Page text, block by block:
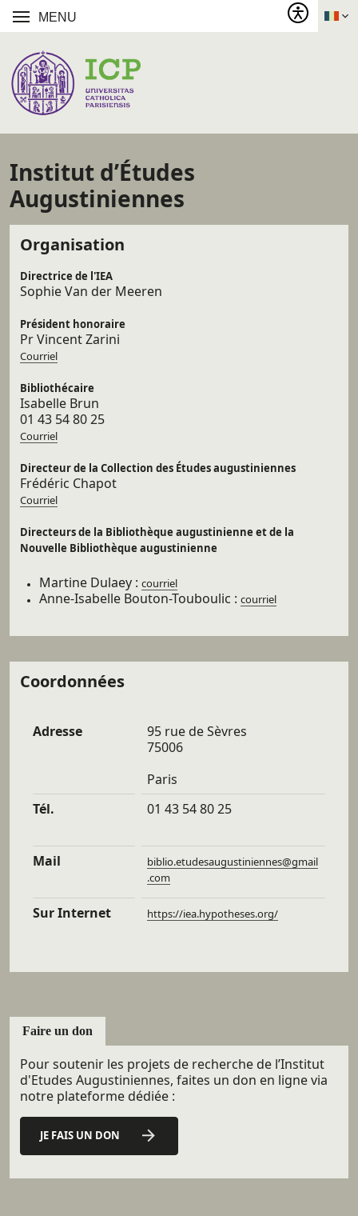
MENU
Institut d’Études
Augustiniennes
Organisation
Directrice de l'IEA
Sophie Van der Meeren
Président honoraire
Pr Vincent Zarini
Courriel
Bibliothécaire
Isabelle Brun
01 43 54 80 25
Courriel
Directeur de la Collection des Études augustiniennes
Frédéric Chapot
Courriel
Directeurs de la Bibliothèque augustinienne et de la
Nouvelle Bibliothèque augustinienne
Martine Dulaey : courriel
Anne-Isabelle Bouton-Touboulic : courriel
Coordonnées
Adresse
95 rue de Sèvres
75006
Paris
Tél.
01 43 54 80 25
Mail
biblio.etudesaugustiniennes@gmail
.com
Sur Internet https://iea.hypotheses.org/
Faire un don
Pour soutenir les projets de recherche de l’Institut
d'Etudes Augustiniennes, faites un don en ligne via
notre plateforme dédiée :
JE FAIS UN DON